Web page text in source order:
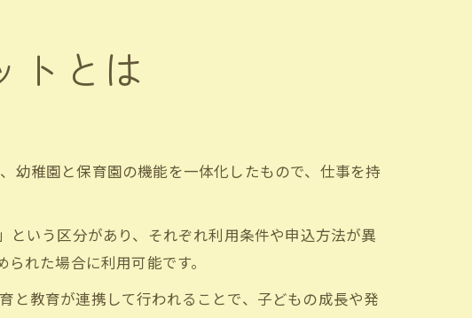
ント
検討
トとは
幼稚園と保育園の機能を一体化したもので、仕事を持
いう区分があり、それぞれ利用条件や申込方法が異
れた場合に利用可能です。
と教育が連携して行われることで、子どもの成長や発